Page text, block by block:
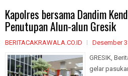
Kapolres bersama Dandim
Penutupan Alun-alun Gresik
BERITACAKRAWALA.CO.ID Desember
GRESIK,
gelar